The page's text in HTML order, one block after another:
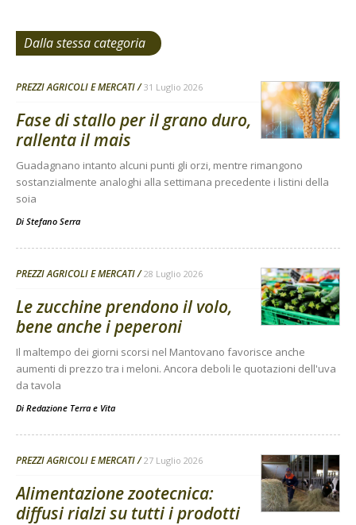
Dalla stessa categoria
PREZZI AGRICOLI E MERCATI 31 Luglio 2026
Fase di stallo per il grano duro,
rallenta il mais
Guadagnano intanto alcuni punti gli orzi, mentre rimangono
sostanzialmente analoghi alla settimana precedente i listini della
soia
Di Stefano Serra
PREZZI AGRICOLI E MERCATI 28 Luglio 2026
Le zucchine prendono il volo,
bene anche i peperoni
Il maltempo dei giorni scorsi nel Mantovano favorisce anche
aumenti di prezzo tra i meloni. Ancora deboli le quotazioni dell'uva
da tavola
Di Redazione Terra e Vita
PREZZI AGRICOLI E MERCATI 27 Luglio 2026
Alimentazione zootecnica:
diffusi rialzi su tutti i prodotti